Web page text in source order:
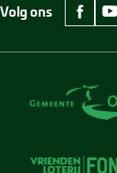
Volg ons